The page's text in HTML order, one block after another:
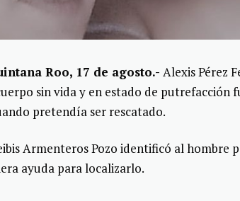
Roo, 17 de agosto.- Alexis Pérez
sin vida y en estado de putrefacción
pretendía ser rescatado.
Armenteros Pozo identificó al hombre
ayuda para localizarlo.